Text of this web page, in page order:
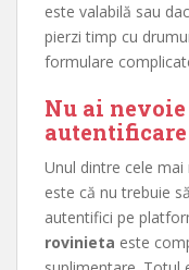
este valabilă sau
pierzi timp cu
formulare
Nu ai
autentificare
Unul dintre cele
este că nu trebuie
autentifici pe
rovinieta este